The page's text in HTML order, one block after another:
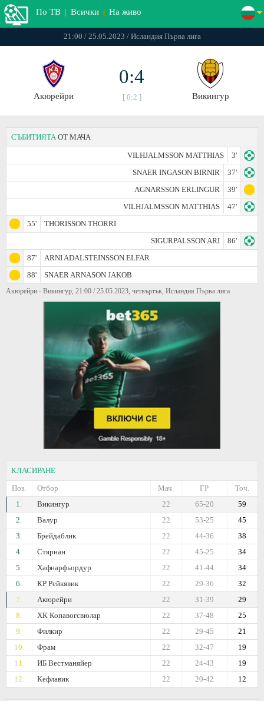
По ТВ | Всички | На живо
21:00 / 25.05.2023 / Исландия Първа лига
Акюрейри
0:4
[ 0:2 ] Викингур
СЪБИТИЯТА ОТ МАЧА
VILHJALMSSON MATTHIAS
3'
SNAER INGASON BIRNIR
37'
AGNARSSON ERLINGUR
39'
VILHJALMSSON MATTHIAS
47'
55'
THORISSON THORRI
SIGURPALSSON ARI
86'
87'
ARNI ADALSTEINSSON ELFAR
88'
SNAER ARNASON JAKOB
Акюрейри - Викингур, 21:00 / 25.05.2023, четвъртък, Исландия Първа лига
КЛАСИРАНЕ
Поз.
Отбор Точ.
ГР
Мач.
1.
Викингур 59
65-20
22
2.
Валур 45
53-25
22
3.
Брейдаблик 38
44-36
22
4.
Стярнан 34
45-25
22
5.
Хафнарфьордур 34
41-44
22
6.
КР Рейкявик 32
29-36
22
7.
Акюрейри 29
31-39
22
8.
ХК Копавогсвюлар 25
37-48
22
9.
Филкир 21
29-45
22
10.
Фрам 19
32-47
22
11.
ИБ Вестманяйер 19
24-43
22
12.
Кефлавик 12
20-42
22